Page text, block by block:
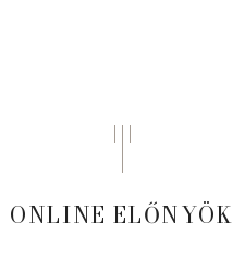
ONLINE ELŐNYÖK